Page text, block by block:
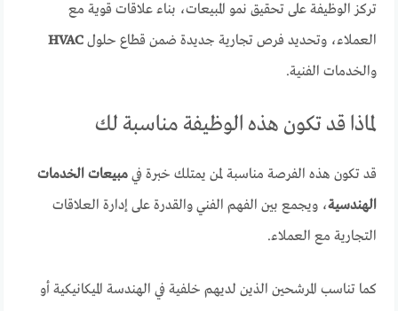
تركز الوظيفة على تحقيق نمو المبيعات، بناء علاقات قوية مع
العملاء، وتحديد فرص تجارية جديدة ضمن قطاع حلولHVAC
والخدمات الفنية.
لماذا قد تكون هذه الوظيفة مناسبة لك
قد تكون هذه الفرصة مناسبة لمن يمتلك خبرة فيمبيعات الخدمات
الهندسية، ويجمع بين الفهم الفني والقدرة على إدارة العلاقات
التجارية مع العملاء.
كما تناسب المرشحين الذين لديهم خلفية في الهندسة الميكانيكية أو